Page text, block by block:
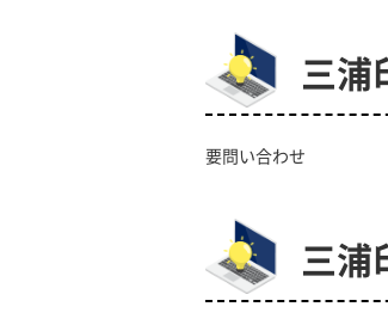
三浦
要問い合わせ
三浦